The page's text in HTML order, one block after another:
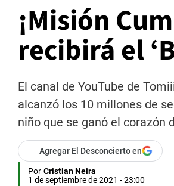
¡Misión
recibirá el
El canal de YouTube de
alcanzó los 10 millones de
niño que se ganó el corazón
Agregar El Desconcierto en
Por Cristian Neira
1 de septiembre de 2021 - 23:00